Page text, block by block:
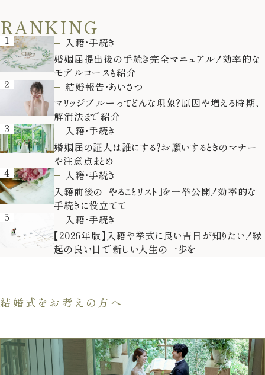
RANKING
1
入籍・手続き
婚姻届提出後の手続き完全マニュアル！効率的な
モデルコースも紹介
2
結婚報告・あいさつ
マリッジブルーってどんな現象？原因や増える時期、
解消法まで紹介
3
入籍・手続き
婚姻届の証人は誰にする？お願いするときのマナー
や注意点まとめ
4
入籍・手続き
入籍前後の「やることリスト」を一挙公開！効率的な
手続きに役立てて
5
入籍・手続き
【2026年版】入籍や挙式に良い吉日が知りたい！縁
起の良い日で新しい人生の一歩を
結婚式をお考えの方へ